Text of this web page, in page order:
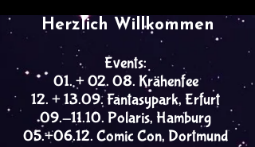
Events:
01. + 02. 08. Krähenfee
12. + 13.09. Fantasypark, Erfurt
09.-11.10. Polaris, Hamburg
05.+06.12. Comic Con, Dortmund
Herzlich Willkommen